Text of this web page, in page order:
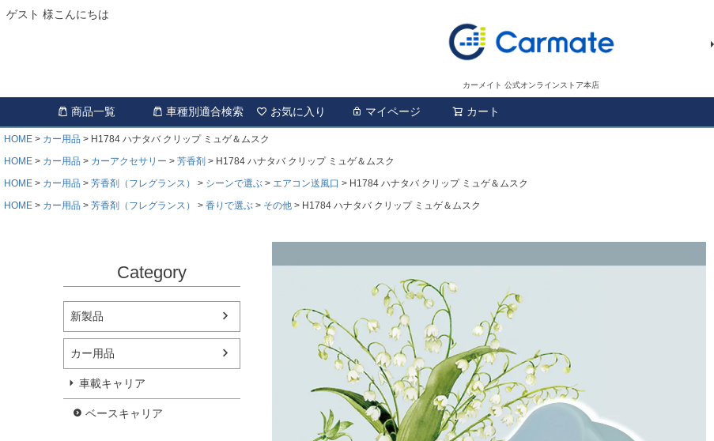
ゲスト 様こんにちは
カーメイト 公式オンラインストア本店
商品一覧 車種別適合検索 お気に入り マイページ カート
HOME カー用品
H1784 ハナタバ クリップ ミュゲ＆ムスク
HOME
カー用品 カーアクセサリー 芳香剤
H1784 ハナタバ クリップ ミュゲ＆ムスク
HOME
カー用品 芳香剤（フレグランス） シーンで選ぶ エアコン送風口
H1784 ハナタバ クリップ ミュゲ＆ムスク
HOME
カー用品 芳香剤（フレグランス） 香りで選ぶ その他 H1784 ハナタバ クリップ ミュゲ＆ムスク
Category
新製品
カー用品
車載キャリア
ベースキャリア